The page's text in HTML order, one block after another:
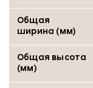
Общая
ширина (мм)
Общая высота
(мм)